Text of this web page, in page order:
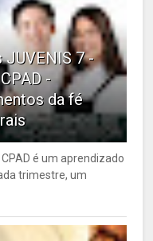
7 -
-
da fé
é um aprendizado
trimestre, um